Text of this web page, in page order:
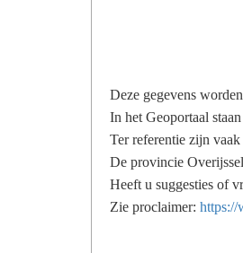
Deze gegevens
In het Geoportaal
Ter referentie zijn
De provincie
Heeft u suggesties of
Zie proclaimer: https://